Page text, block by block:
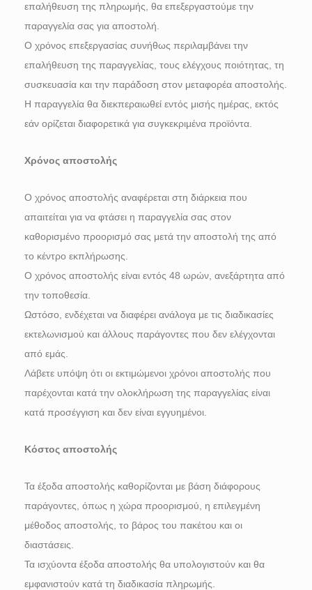
επαλήθευση της πληρωμής, θα επεξεργαστούμε την
παραγγελία σας για αποστολή.
Ο χρόνος επεξεργασίας συνήθως περιλαμβάνει την
επαλήθευση της παραγγελίας, τους ελέγχους ποιότητας, τη
συσκευασία και την παράδοση στον μεταφορέα αποστολής.
Η παραγγελία θα διεκπεραιωθεί εντός μισής ημέρας, εκτός
εάν ορίζεται διαφορετικά για συγκεκριμένα προϊόντα.
Χρόνος αποστολής
Ο χρόνος αποστολής αναφέρεται στη διάρκεια που
απαιτείται για να φτάσει η παραγγελία σας στον
καθορισμένο προορισμό σας μετά την αποστολή της από
το κέντρο εκπλήρωσης.
Ο χρόνος αποστολής είναι εντός 48 ωρών, ανεξάρτητα από
την τοποθεσία.
Ωστόσο, ενδέχεται να διαφέρει ανάλογα με τις διαδικασίες
εκτελωνισμού και άλλους παράγοντες που δεν ελέγχονται
από εμάς.
Λάβετε υπόψη ότι οι εκτιμώμενοι χρόνοι αποστολής που
παρέχονται κατά την ολοκλήρωση της παραγγελίας είναι
κατά προσέγγιση και δεν είναι εγγυημένοι.
Κόστος αποστολής
Τα έξοδα αποστολής καθορίζονται με βάση διάφορους
παράγοντες, όπως η χώρα προορισμού, η επιλεγμένη
μέθοδος αποστολής, το βάρος του πακέτου και οι
διαστάσεις.
Τα ισχύοντα έξοδα αποστολής θα υπολογιστούν και θα
εμφανιστούν κατά τη διαδικασία πληρωμής.